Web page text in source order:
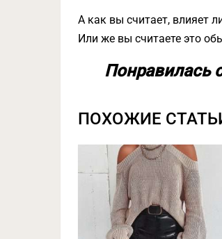
А как вы считает, влияет
Или же вы считаете это
Понравилась
ПОХОЖИЕ